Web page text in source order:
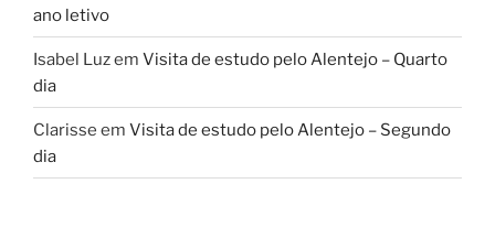
ano letivo
Isabel Luzem Visita de estudo pelo Alentejo – Quarto
dia
Clarisse em Visita de estudo pelo Alentejo – Segundo
dia